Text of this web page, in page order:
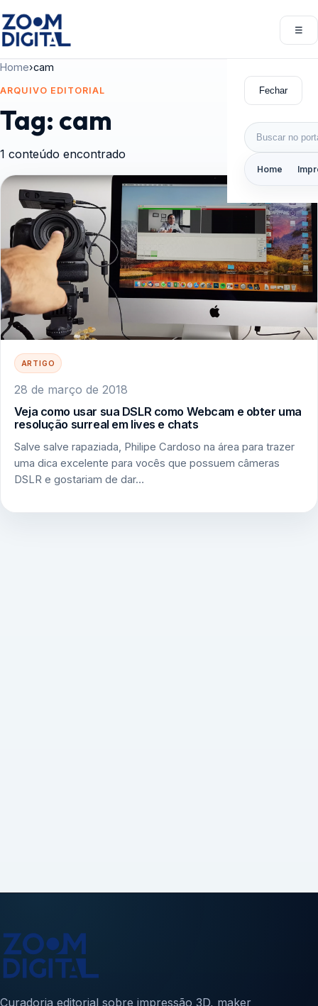
☰
Fechar
Buscar por:
Home
Home›cam
ARQUIVO EDITORIAL
Tag: cam
1 conteúdo encontrado
ARTIGO
28 de março de 2018
Veja como usar sua DSLR como Webcam e obter uma
resolução surreal em lives e chats
Salve salve rapaziada, Philipe Cardoso na área para trazer
uma dica excelente para vocês que possuem câmeras
DSLR e gostariam de dar…
Curadoria editorial sobre impressão 3D, maker